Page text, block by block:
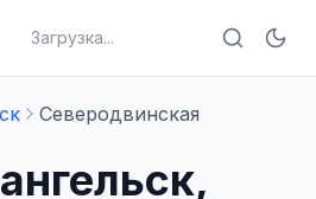
Загрузка...
Северодвинская